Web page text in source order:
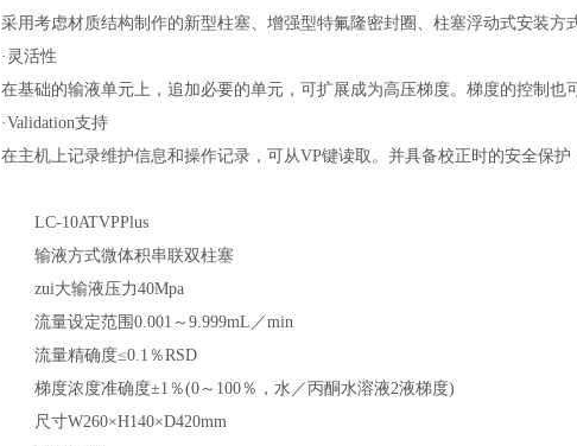
采用考虑材质结构制作的新型柱塞、增强型特氟隆密封圈、柱塞浮动式安装方
·灵活性
在基础的输液单元上，追加必要的单元，可扩展成为高压梯度。梯度的控制也
·Validation支持
在主机上记录维护信息和操作记录，可从VP键读取。并具备校正时的安全保护
LC-10ATVPPlus
输液方式微体积串联双柱塞
zui大输液压力40Mpa
流量设定范围0.001～9.999mL／min
流量精确度≤0.1％RSD
梯度浓度准确度±1％(0～100％，水／丙酮水溶液2液梯度)
尺寸W260×H140×D420mm